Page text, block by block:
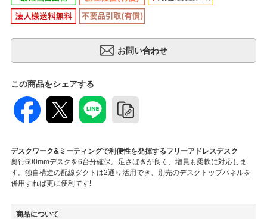
この商品をシェアする
デスクワーク&ミーティングで利便性を発揮するフリーアドレスデスク
奥行600mmデスクを6台分確保。足さばきが良く、増員も柔軟に対応しま
す。独自構造の配線ダクトは2通り活用でき、別売のデスクトップパネルを
併用すれば更に便利です!
商品について